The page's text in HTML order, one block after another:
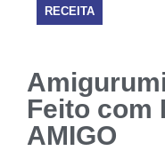
RECEITA
Feito com
AMIGO